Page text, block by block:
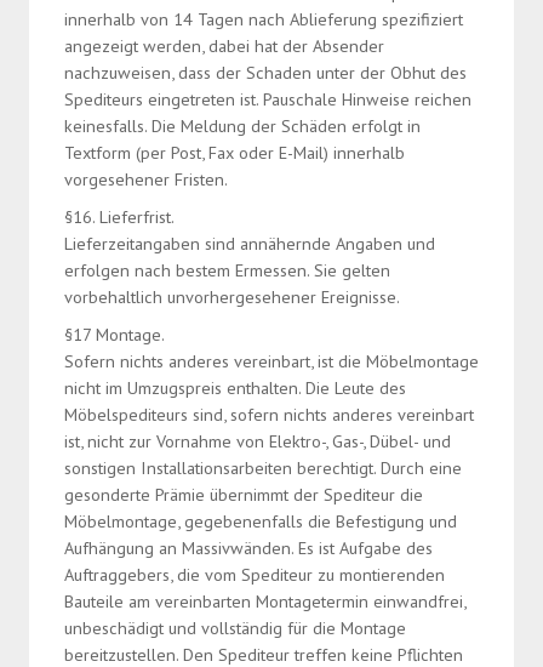
innerhalb von 14 Tagen nach Ablieferung spezifiziert
angezeigt werden, dabei hat der Absender
nachzuweisen, dass der Schaden unter der Obhut des
Spediteurs eingetreten ist. Pauschale Hinweise reichen
keinesfalls. Die Meldung der Schäden erfolgt in
Textform (per Post, Fax oder E-Mail) innerhalb
vorgesehener Fristen.
§16. Lieferfrist.
Lieferzeitangaben sind annähernde Angaben und
erfolgen nach bestem Ermessen. Sie gelten
vorbehaltlich unvorhergesehener Ereignisse.
§17 Montage.
Sofern nichts anderes vereinbart, ist die Möbelmontage
nicht im Umzugspreis enthalten. Die Leute des
Möbelspediteurs sind, sofern nichts anderes vereinbart
ist, nicht zur Vornahme von Elektro-, Gas-, Dübel- und
sonstigen Installationsarbeiten berechtigt. Durch eine
gesonderte Prämie übernimmt der Spediteur die
Möbelmontage, gegebenenfalls die Befestigung und
Aufhängung an Massivwänden. Es ist Aufgabe des
Auftraggebers, die vom Spediteur zu montierenden
Bauteile am vereinbarten Montagetermin einwandfrei,
unbeschädigt und vollständig für die Montage
bereitzustellen. Den Spediteur treffen keine Pflichten